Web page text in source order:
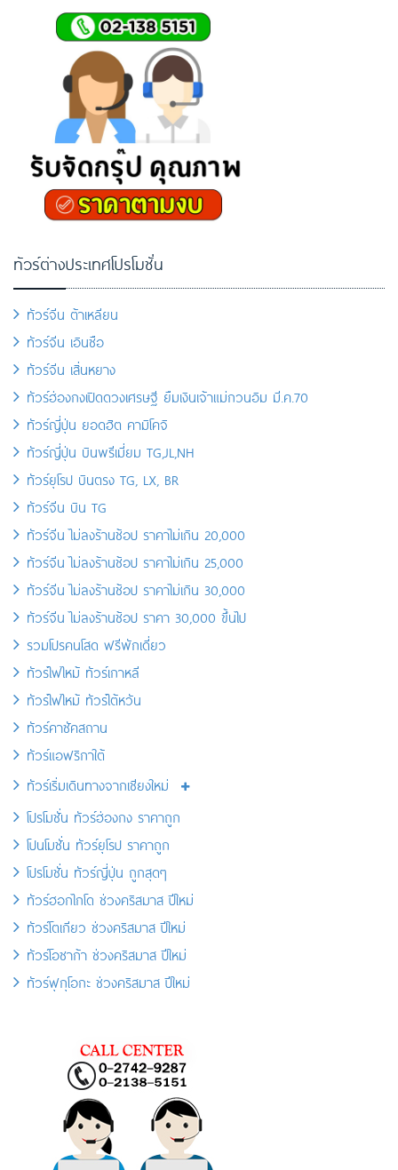
ทัวร์ต่างประเทศโปรโมชั่น
ทัวร์จีน ต้าเหลียน
ทัวร์จีน เอินซือ
ทัวร์จีน เสิ่นหยาง
ทัวร์ฮ่องกงเปิดดวงเศรษฐี ยืมเงินเจ้าแม่กวนอิม มี.ค.70
ทัวร์ญี่ปุ่น ยอดฮิต คามิโคจิ
ทัวร์ญี่ปุ่น บินพรีเมี่ยม TG,JL,NH
ทัวร์ยุโรป บินตรง TG, LX, BR
ทัวร์จีน บิน TG
ทัวร์จีน ไม่ลงร้านช้อป ราคาไม่เกิน 20,000
ทัวร์จีน ไม่ลงร้านช้อป ราคาไม่เกิน 25,000
ทัวร์จีน ไม่ลงร้านช้อป ราคาไม่เกิน 30,000
ทัวร์จีน ไม่ลงร้านช้อป ราคา 30,000 ขึ้นไป
รวมโปรคนโสด ฟรีพักเดี่ยว
ทัวร์ไฟไหม้ ทัวร์เกาหลี
ทัวร์ไฟไหม้ ทัวร์ไต้หวัน
ทัวร์คาซัคสถาน
ทัวร์แอฟริกาใต้
ทัวร์เริ่มเดินทางจากเชียงใหม่
โปรโมชั่น ทัวร์ฮ่องกง ราคาถูก
โปนโมชั่น ทัวร์ยุโรป ราคาถูก
โปรโมชั่น ทัวร์ญี่ปุ่น ถูกสุดๆ
ทัวร์ฮอกไกโด ช่วงคริสมาส ปีใหม่
ทัวร์โตเกียว ช่วงคริสมาส ปีใหม่
ทัวร์โอซาก้า ช่วงคริสมาส ปีใหม่
ทัวร์ฟุกุโอกะ ช่วงคริสมาส ปีใหม่